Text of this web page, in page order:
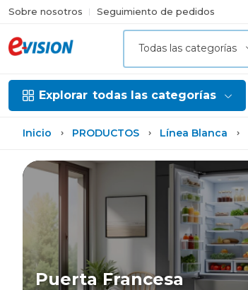
Sobre nosotros Seguimiento de pedidos
Todas las categorías
Explorar todas las categorías
Inicio PRODUCTOS Línea Blanca
Puerta Francesa